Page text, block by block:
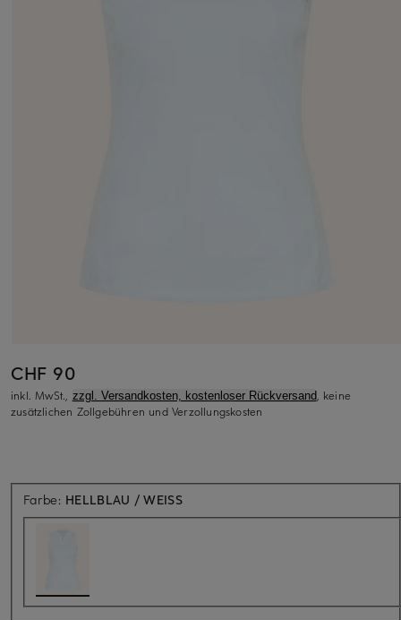
CHF 90
inkl. MwSt., zzgl. Versandkosten, kostenloser Rückversand, keine
zusätzlichen Zollgebühren und Verzollungskosten
Farbe: HELLBLAU / WEISS